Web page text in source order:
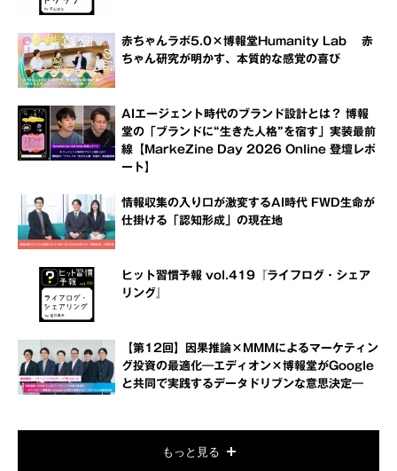
赤ちゃんラボ5.0×博報堂Humanity Lab 赤
ちゃん研究が明かす、本質的な感覚の喜び
AIエージェント時代のブランド設計とは？ 博報
堂の「ブランドに“生きた人格”を宿す」実装最前
線【MarkeZine Day 2026 Online 登壇レポ
ート】
情報収集の入り口が激変するAI時代 FWD生命が
仕掛ける「認知形成」の現在地
ヒット習慣予報 vol.419『ライフログ・シェア
リング』
【第12回】因果推論×MMMによるマーケティン
グ投資の最適化―エディオン×博報堂がGoogle
と共同で実践するデータドリブンな意思決定―
もっと見る